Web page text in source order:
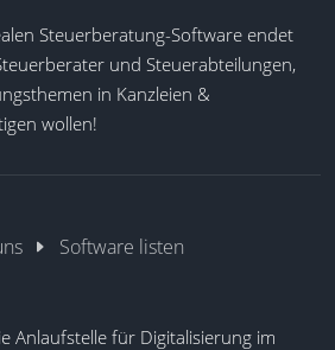
Steuerberatung-Software endet
und Steuerabteilungen,
in Kanzleien &
wollen!
Software listen
Anlaufstelle für Digitalisierung im